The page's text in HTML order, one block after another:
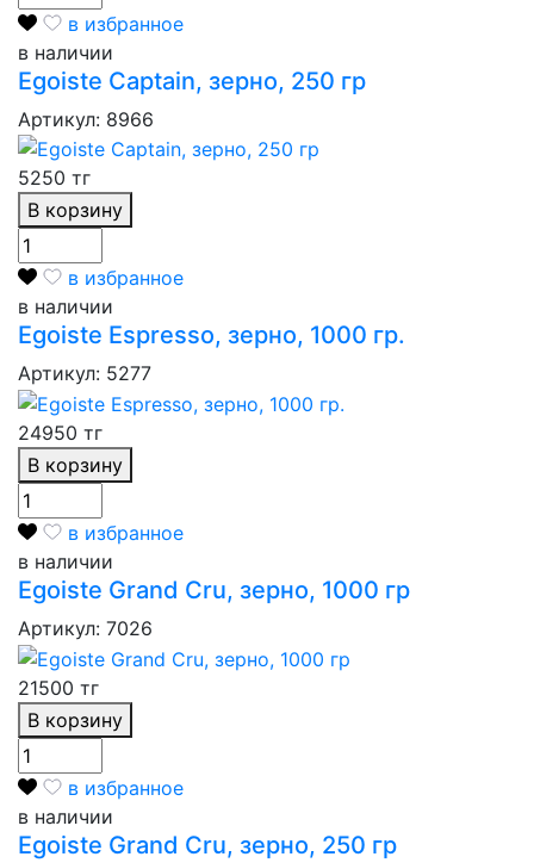
в избранное
в наличии
Egoiste Captain, зерно, 250 гр
Артикул: 8966
5250 тг
В корзину
в избранное
в наличии
Egoiste Espresso, зерно, 1000 гр.
Артикул: 5277
24950 тг
В корзину
в избранное
в наличии
Egoiste Grand Cru, зерно, 1000 гр
Артикул: 7026
21500 тг
В корзину
в избранное
в наличии
Egoiste Grand Cru, зерно, 250 гр